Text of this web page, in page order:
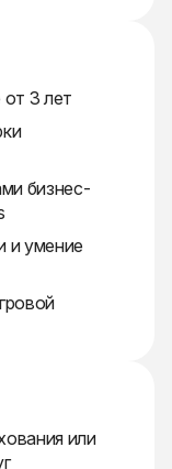
3 лет
бизнес-
и умение
или